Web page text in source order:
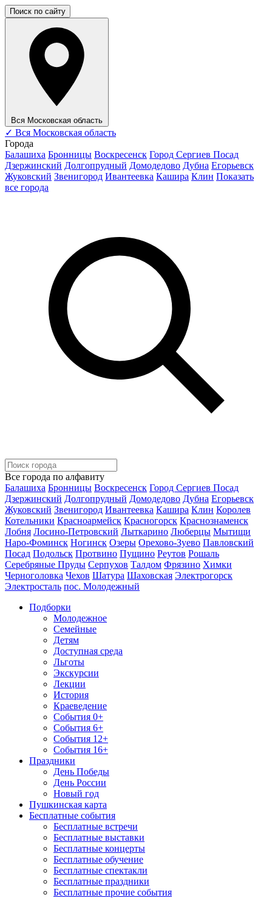
Поиск по сайту
Вся Московская область
✓ Вся Московская область
Города
Балашиха Бронницы Воскресенск Город Сергиев Посад
Дзержинский Долгопрудный Домодедово Дубна Егорьевск
Жуковский Звенигород Ивантеевка Кашира Клин Показать
все города
Все города по алфавиту
Балашиха Бронницы Воскресенск Город Сергиев Посад
Дзержинский Долгопрудный Домодедово Дубна Егорьевск
Жуковский Звенигород Ивантеевка Кашира Клин Королев
Котельники Красноармейск Красногорск Краснознаменск
Лобня Лосино-Петровский Лыткарино Люберцы Мытищи
Наро-Фоминск Ногинск Озеры Орехово-Зуево Павловский
Посад Подольск Протвино Пущино Реутов Рошаль
Серебряные Пруды Серпухов Талдом Фрязино Химки
Черноголовка Чехов Шатура Шаховская Электрогорск
Электросталь пос. Молодежный
Подборки
Молодежное
Семейные
Детям
Доступная среда
Льготы
Экскурсии
Лекции
История
Краеведение
События 0+
События 6+
События 12+
События 16+
Праздники
День Победы
День России
Новый год
Пушкинская карта
Бесплатные события
Бесплатные встречи
Бесплатные выставки
Бесплатные концерты
Бесплатные обучение
Бесплатные спектакли
Бесплатные праздники
Бесплатные прочие события